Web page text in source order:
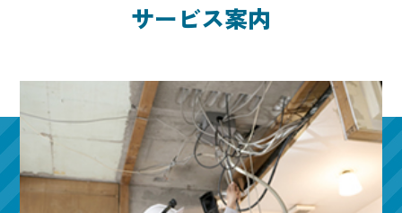
サービス案内